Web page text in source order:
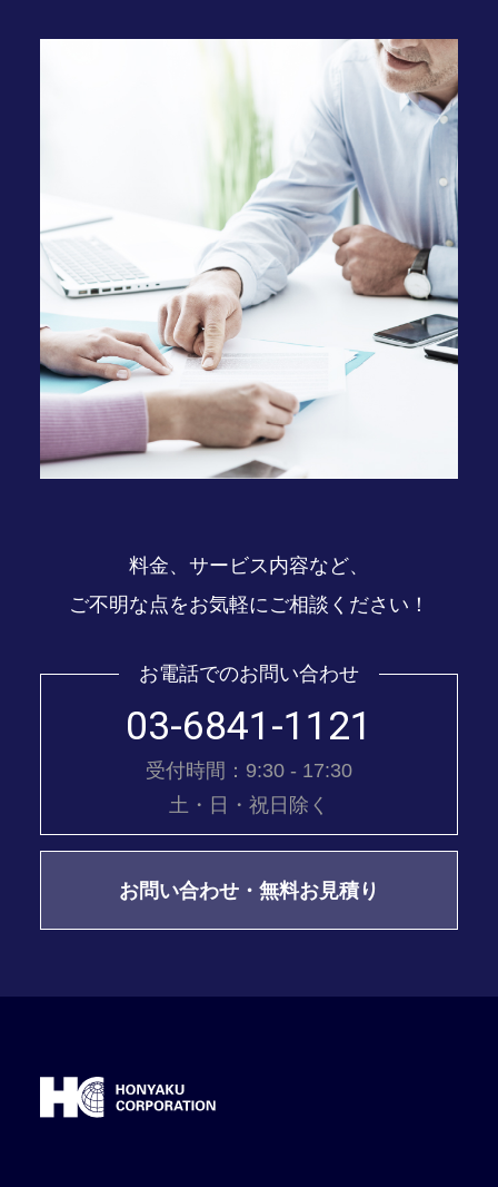
料金、サービス内容など、
ご不明な点をお気軽にご相談ください！
お電話でのお問い合わせ
03-6841-1121
受付時間：9:30 - 17:30
土・日・祝日除く
お問い合わせ・無料お見積り